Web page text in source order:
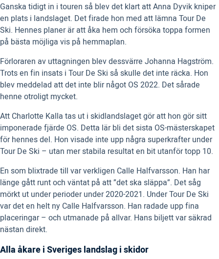
Ganska tidigt in i touren så blev det klart att Anna Dyvik kniper
en plats i landslaget. Det firade hon med att lämna Tour De
Ski. Hennes planer är att åka hem och försöka toppa formen
på bästa möjliga vis på hemmaplan.
Förloraren av uttagningen blev dessvärre Johanna Hagström.
Trots en fin insats i Tour De Ski så skulle det inte räcka. Hon
blev meddelad att det inte blir något OS 2022. Det sårade
henne otroligt mycket.
Att Charlotte Kalla tas ut i skidlandslaget gör att hon gör sitt
imponerade fjärde OS. Detta lär bli det sista OS-mästerskapet
för hennes del. Hon visade inte upp några superkrafter under
Tour De Ski – utan mer stabila resultat en bit utanför topp 10.
En som blixtrade till var verkligen Calle Halfvarsson. Han har
länge gått runt och väntat på att ”det ska släppa”. Det såg
mörkt ut under perioder under 2020-2021. Under Tour De Ski
var det en helt ny Calle Halfvarsson. Han radade upp fina
placeringar – och utmanade på allvar. Hans biljett var säkrad
nästan direkt.
Alla åkare i Sveriges landslag i skidor